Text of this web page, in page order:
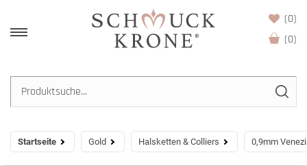
(0)
(0)
Startseite Gold Halsketten & Colliers 0,9mm